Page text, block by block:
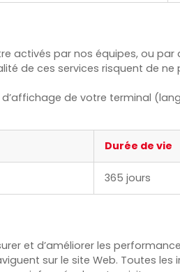
activés par nos équipes, ou par
de ces services risquent de
de votre terminal
Durée de vie
365 jours
et d’améliorer les
sur le site Web. Toutes